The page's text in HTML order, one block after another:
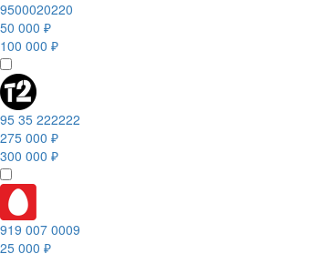
9500020220
50 000 ₽
100 000 ₽
95 35 222222
275 000 ₽
300 000 ₽
919 007 0009
25 000 ₽